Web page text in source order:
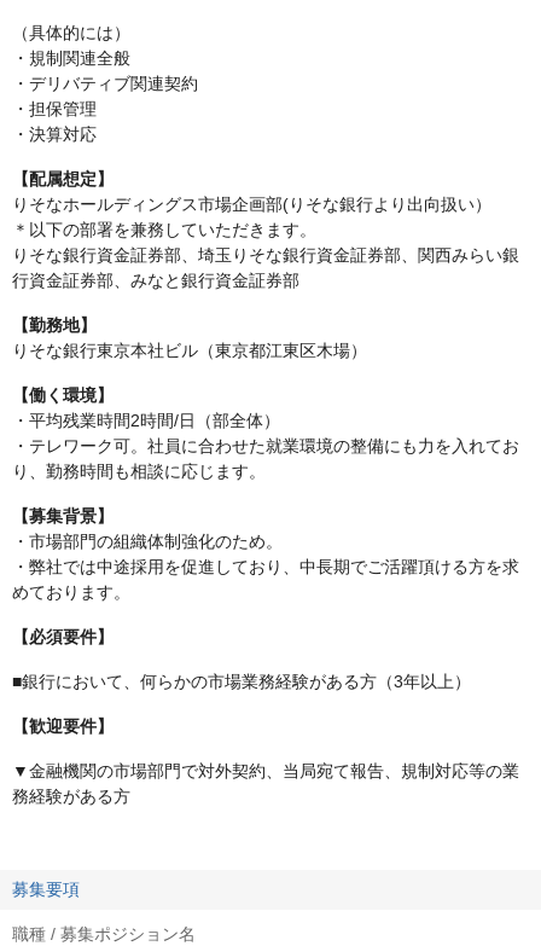
（具体的には）
・規制関連全般
・デリバティブ関連契約
・担保管理
・決算対応
【配属想定】
りそなホールディングス市場企画部(りそな銀行より出向扱い）
＊以下の部署を兼務していただきます。
りそな銀行資金証券部、埼玉りそな銀行資金証券部、関西みらい銀
行資金証券部、みなと銀行資金証券部
【勤務地】
りそな銀行東京本社ビル（東京都江東区木場）
【働く環境】
・平均残業時間2時間/日（部全体）
・テレワーク可。社員に合わせた就業環境の整備にも力を入れてお
り、勤務時間も相談に応じます。
【募集背景】
・市場部門の組織体制強化のため。
・弊社では中途採用を促進しており、中長期でご活躍頂ける方を求
めております。
【必須要件】
■銀行において、何らかの市場業務経験がある方（3年以上）
【歓迎要件】
▼金融機関の市場部門で対外契約、当局宛て報告、規制対応等の業
務経験がある方
募集要項
職種 / 募集ポジション名